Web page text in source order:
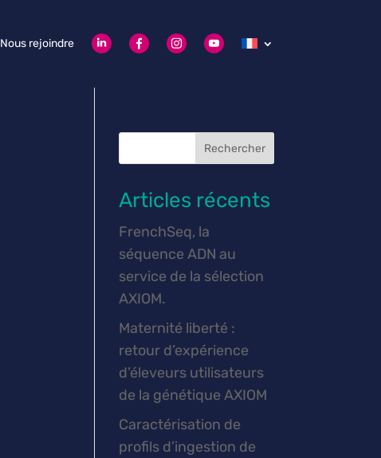
Nous rejoindre
Rechercher
Articles récents
FrenchSeq, la
séquence ADN au
service de la sélection
AXIOM.
Maternité liberté :
retour d’expérience
d’éleveurs utilisateurs
de la génétique AXIOM
Caractérisation de
profils d’ingestion de